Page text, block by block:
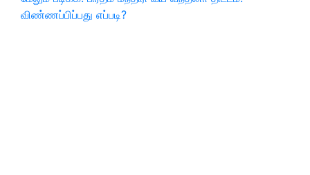
விண்ணப்பிப்பது எப்படி?